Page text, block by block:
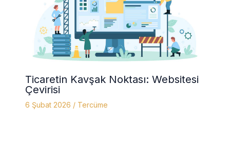
Ticaretin Kavşak Noktası: Websitesi
Çevirisi
6 Şubat 2026 / Tercüme